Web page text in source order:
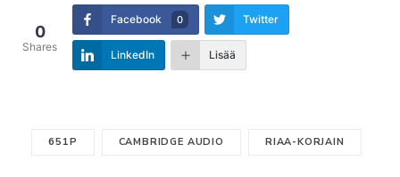
0
Shares
Facebook 0 Twitter
LinkedIn Lisää
651P CAMBRIDGE AUDIO RIAA-KORJAIN